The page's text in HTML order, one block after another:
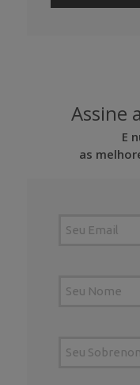
Assine
E
as